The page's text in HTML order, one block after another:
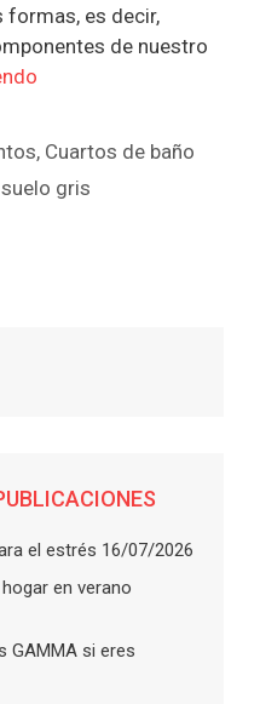
formas, es decir,
de nuestro
, Cuartos de baño
suelo gris
el estrés 16/07/2026
en verano
GAMMA si eres